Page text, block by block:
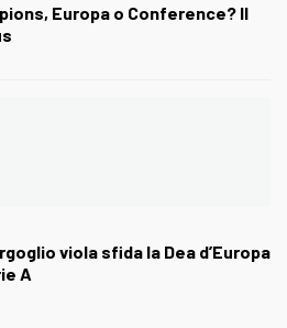
Europa o Conference? Il
viola sfida la Dea d’Europa
A